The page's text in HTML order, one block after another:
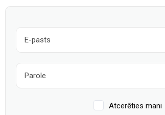
Atcerēties mani